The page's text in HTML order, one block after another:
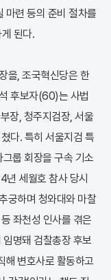
마련 등의 준비 절차를
된다.
을, 조국혁신당은 한
후보자(60)는 사법
장, 청주지검장, 서울
다. 특히 서울지검 특
룹 회장을 구속 기소
세월호 참사 당시
궁하며 청와대와 마찰
좌천성 인사를 겪은
명돼 검찰총장 후보
해 변호사로 활동하고